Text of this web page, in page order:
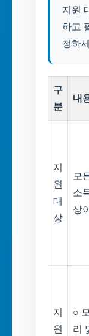
지원
하고
청하
구
분
내
지
원
대
상
모
소
상
지
원
○
리